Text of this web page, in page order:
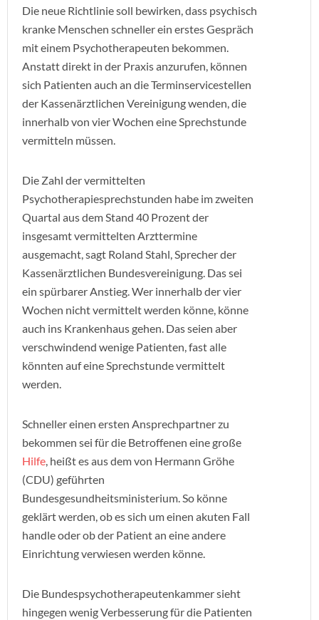
Die neue Richtlinie soll bewirken, dass psychisch
kranke Menschen schneller ein erstes Gespräch
mit einem Psychotherapeuten bekommen.
Anstatt direkt in der Praxis anzurufen, können
sich Patienten auch an die Terminservicestellen
der Kassenärztlichen Vereinigung wenden, die
innerhalb von vier Wochen eine Sprechstunde
vermitteln müssen.
Die Zahl der vermittelten
Psychotherapiesprechstunden habe im zweiten
Quartal aus dem Stand 40 Prozent der
insgesamt vermittelten Arzttermine
ausgemacht, sagt Roland Stahl, Sprecher der
Kassenärztlichen Bundesvereinigung. Das sei
ein spürbarer Anstieg. Wer innerhalb der vier
Wochen nicht vermittelt werden könne, könne
auch ins Krankenhaus gehen. Das seien aber
verschwindend wenige Patienten, fast alle
könnten auf eine Sprechstunde vermittelt
werden.
Schneller einen ersten Ansprechpartner zu
bekommen sei für die Betroffenen eine große
Hilfe, heißt es aus dem von Hermann Gröhe
(CDU) geführten
Bundesgesundheitsministerium. So könne
geklärt werden, ob es sich um einen akuten Fall
handle oder ob der Patient an eine andere
Einrichtung verwiesen werden könne.
Die Bundespsychotherapeutenkammer sieht
hingegen wenig Verbesserung für die Patienten